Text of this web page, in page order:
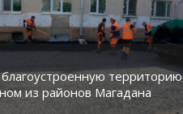
территорию
из районов Магадана